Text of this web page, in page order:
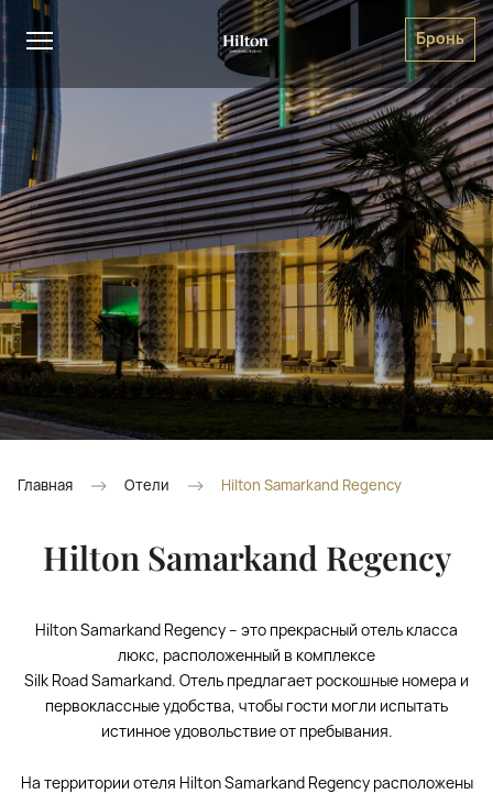
Бронь
Главная Отели Hilton Samarkand Regency
Hilton Samarkand Regency
Hilton Samarkand Regency – это прекрасный отель класса
люкс, расположенный в комплексе
Silk Road Samarkand. Отель предлагает роскошные номера и
первоклассные удобства, чтобы гости могли испытать
истинное удовольствие от пребывания.
На территории отеля Hilton Samarkand Regency расположены